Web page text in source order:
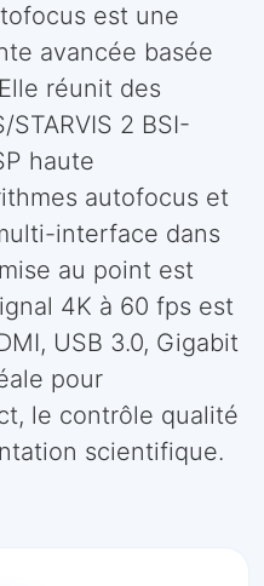
est une
avancée basée
réunit des
STARVIS 2 BSI-
haute
autofocus et
interface dans
au point est
4K à 60 fps est
USB 3.0, Gigabit
pour
le contrôle qualité
scientifique.